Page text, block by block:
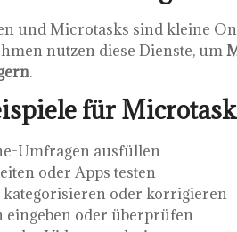
und Microtasks sind kleine
nutzen diese Dienste, um
.
für
Umfragen ausfüllen
oder Apps testen
kategorisieren oder korrigieren
eingeben oder überprüfen